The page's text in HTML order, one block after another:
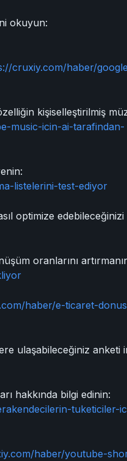
okuyun:
cruxiy.com/haber/
kişiselleştirilmiş
music-icin-ai-tarafindan-
listelerini-test-ediyor
optimize edebileceğinizi
oranlarını
haber/e-ticaret-
ulaşabileceğiniz anketi
hakkında bilgi edinin:
tuketiciler-
haber/youtube-